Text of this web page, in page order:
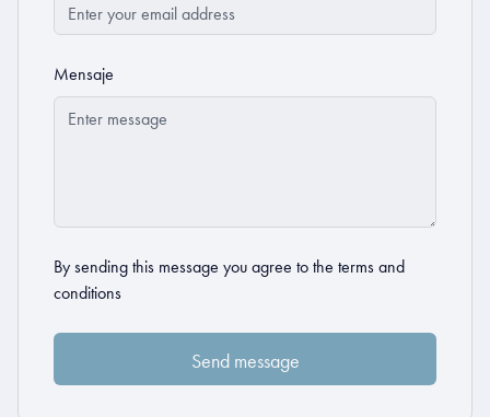
Mensaje
By sending this message you agree to the terms and
conditions